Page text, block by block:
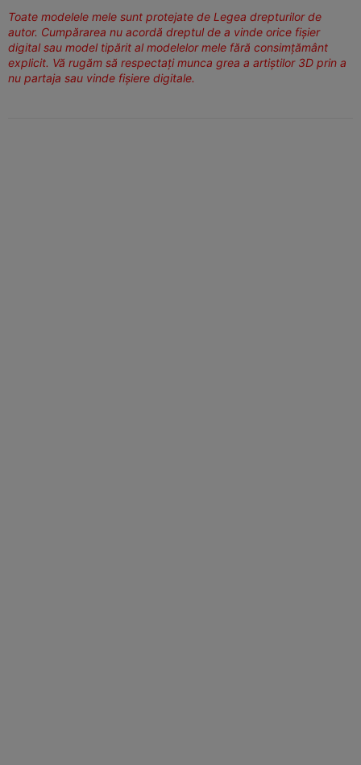
Toate modelele mele sunt protejate de Legea drepturilor de
autor. Cumpărarea nu acordă dreptul de a vinde orice fișier
digital sau model tipărit al modelelor mele fără consimțământ
explicit. Vă rugăm să respectați munca grea a artiștilor 3D prin a
nu partaja sau vinde fișiere digitale.